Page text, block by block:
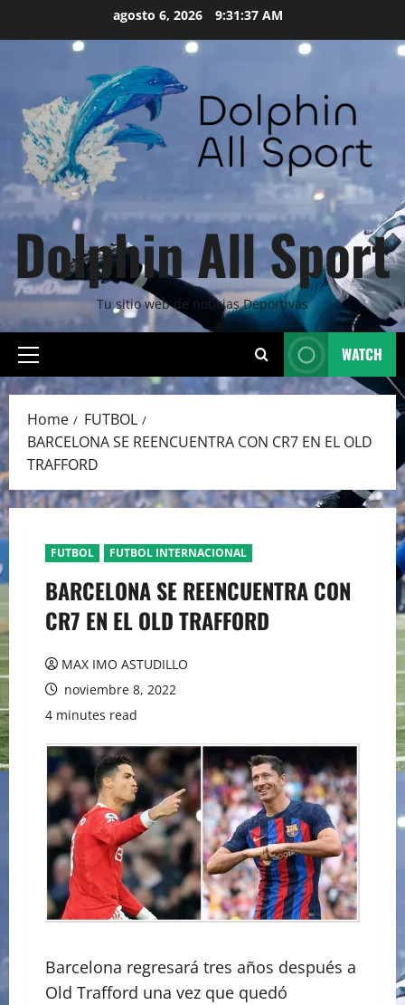
agosto 6, 2026 9:31:38 AM
Dolphin All Sport
Tu sitio web de noticias Deportivas
Primary
Menu
WATCH
Home
FUTBOL
BARCELONA SE REENCUENTRA CON CR7 EN EL OLD
TRAFFORD
FUTBOL FUTBOL INTERNACIONAL
BARCELONA SE REENCUENTRA CON
CR7 EN EL OLD TRAFFORD
MAX IMO ASTUDILLO
noviembre 8, 2022
4 minutes read
Barcelona regresará tres años después a
Old Trafford una vez que quedó